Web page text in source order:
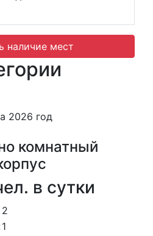
наличие мест
2026 год
комнатный
в сутки
2
1